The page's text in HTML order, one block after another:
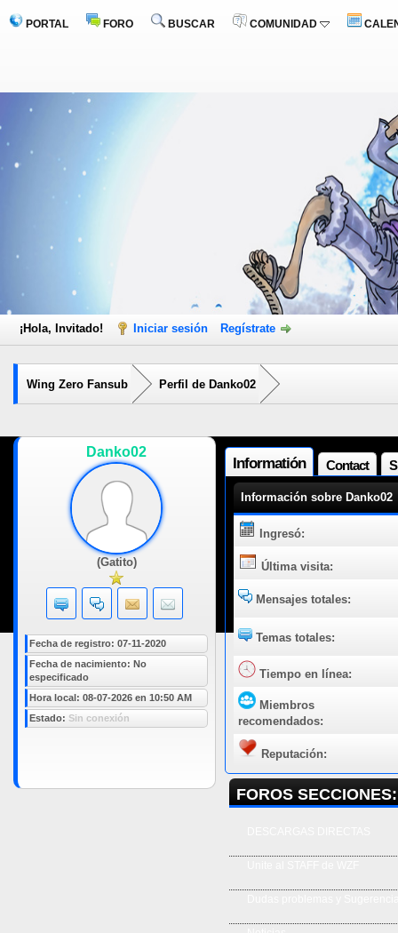
PORTAL FORO BUSCAR COMUNIDAD
¡Hola, Invitado! Iniciar sesión Regístrate
Wing Zero Fansub Perfil de Danko02
Danko02
(Gatito)
Fecha de registro: 07-11-2020
Fecha de nacimiento: No
especificado
Hora local: 08-07-2026 en 10:50 AM
Estado: Sin conexión
Informatión Contact
Información sobre Danko02
Ingresó:
Última visita:
Mensajes totales:
Temas totales:
Tiempo en línea:
Miembros
recomendados:
Reputación:
FOROS SECCIONES: